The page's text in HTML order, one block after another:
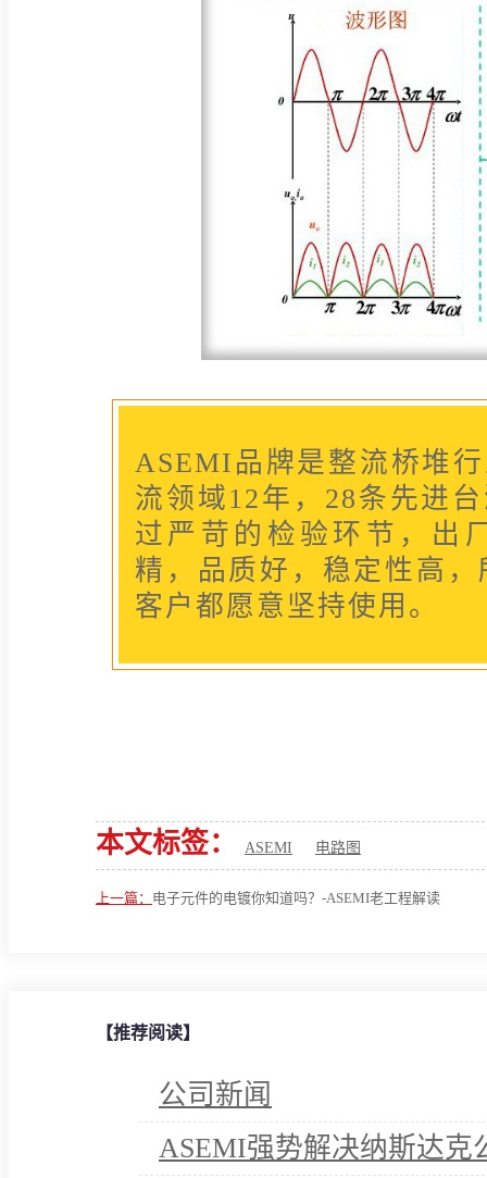
ASEMI品牌是整流桥堆
流领域12年，28条先进
过严苛的检验环节，出
精，品质好，稳定性高
客户都愿意坚持使用。
本文标签： ASEMI 电路图
上一篇： 电子元件的电镀你知道吗？-ASEMI老工程解读
【推荐阅读】
公司新闻
ASEMI强势解决纳斯达克